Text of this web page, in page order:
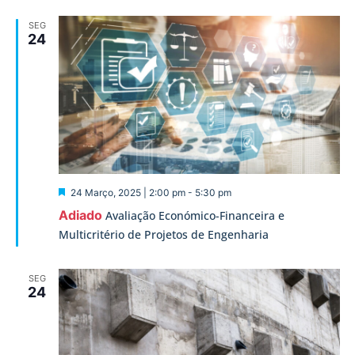
SEG
24
Adiado Avaliação Económico-Financeira e
Multicritério de Projetos de Engenharia
Destaque
24 Março, 2025 | 2:00 pm- 5:30 pm
SEG
24